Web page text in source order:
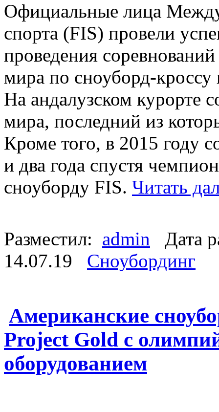
Официальные лица
спорта (FIS) провели
проведения
мира по сноуборд-кроссу
На андалузском курорте
мира, последний из
Кроме того, в 2015 году
и два года спустя
сноуборду FIS. Читать
Разместил: admin Дата
14.07.19 Сноубординг
Американские
Project Gold с
оборудованием